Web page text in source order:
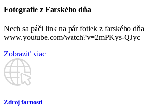
18.6.
07:00
Kostol sv. Egídia
Fotografie z Farského dňa
Nech sa páči link na pár fotiek z farského
www.youtube.com/watch?v=2mPKys-QJyc
Zobraziť viac
Zdroj farnosti